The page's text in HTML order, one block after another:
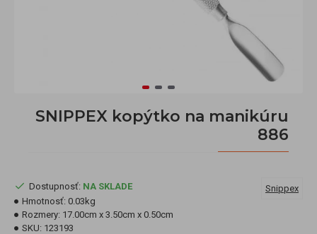
SNIPPEX kopýtko na manikúru
886
Dostupnosť: NA SKLADE
Hmotnosť: 0.03kg
Rozmery: 17.00cm x 3.50cm x 0.50cm
SKU: 123193
Snippex